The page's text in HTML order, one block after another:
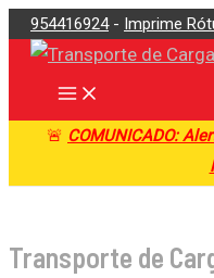
Ir
al
954416924- Imprime
Main
Menu
🚨 COMUNICADO:
Transporte de